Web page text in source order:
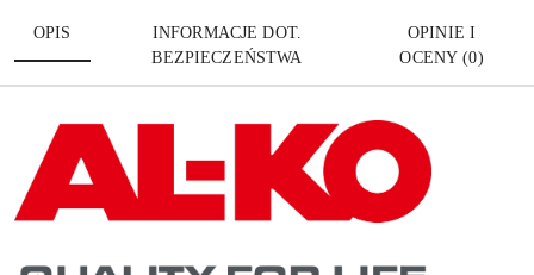
OPIS
INFORMACJE DOT.
BEZPIECZEŃSTWA
OPINIE I
OCENY (0)